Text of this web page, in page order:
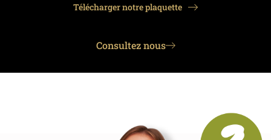
Télécharger notre plaquette
Consultez nous